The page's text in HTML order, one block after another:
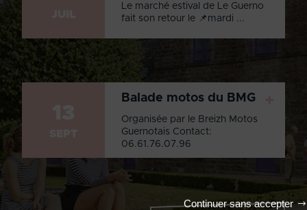
Continuer sans accepter
Le marché estival de Le Guerno
fait son retour le 📌mardi ...
Balade motos du BMG
Organisée par le Breizh Motos
Guernotais Contact:
06.61.76.07.96